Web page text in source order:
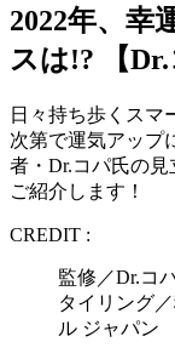
2022年、幸
スは!? 【Dr.
日々持ち歩くスマ
次第で運気アップ
者・Dr.コパ氏の
ご紹介します！
CREDIT :
監修／Dr.コ
タイリング
ル ジャパン